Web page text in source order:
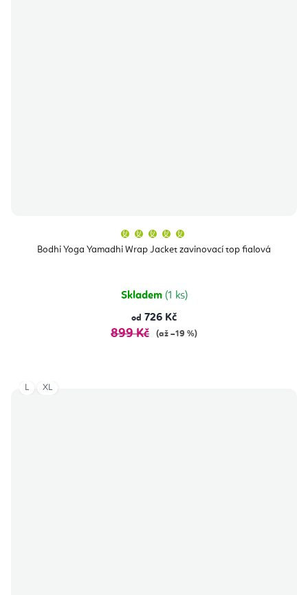
Bodhi Yoga Yamadhi Wrap Jacket zavinovací top fialová
produktu
je
Skladem (1 ks)
od 726 Kč
899 Kč (až –19 %)
L XL